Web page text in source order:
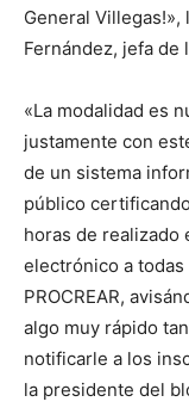
General
Fernández, jefa de
«La modalidad es
justamente con
de un sistema
público
horas de realizado
electrónico a
PROCREAR,
algo muy rápido
notificarle a los
la presidente del